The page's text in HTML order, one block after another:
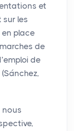
et
sur les
place
de
de
nous